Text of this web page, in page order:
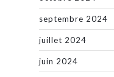
septembre 2024
juillet 2024
juin 2024